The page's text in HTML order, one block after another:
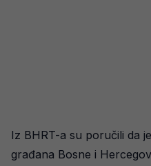
Iz BHRT-a su poručili da
građana Bosne i